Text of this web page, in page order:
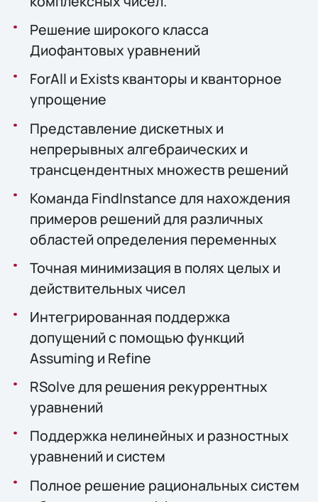
Решение широкого класса
Диофантовых уравнений
ForAll и Exists кванторы и кванторное
упрощение
Представление дискетных и
непрерывных алгебраических и
трансцендентных множеств решений
Команда FindInstance для нахождения
примеров решений для различных
областей определения переменных
Точная минимизация в полях целых и
действительных чисел
Интегрированная поддержка
допущений с помощью функций
Assuming и Refine
RSolve для решения рекуррентных
уравнений
Поддержка нелинейных и разностных
уравнений и систем
Полное решение рациональных систем